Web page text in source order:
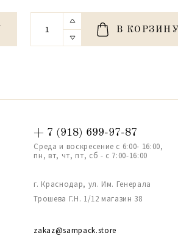
В КОРЗИНУ
+ 7 (918) 699-97-87
Среда и воскресение с 6:00- 16:00,
пн, вт, чт, пт, сб - с 7:00-16:00
г. Краснодар, ул. Им. Генерала
Трошева Г.Н. 1/12 магазин 38
zakaz@sampack.store